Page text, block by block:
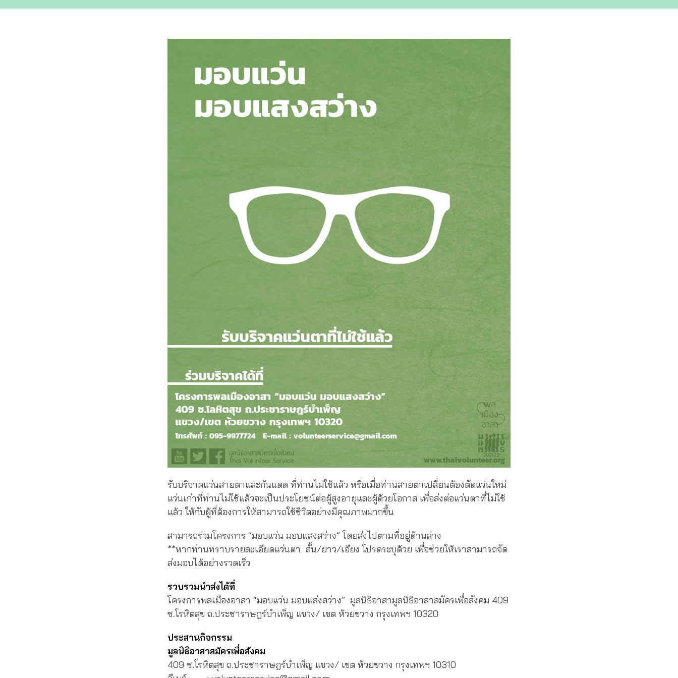
รับบริจาคแว่นสายตาและกันแดด ที่ท่านไม่ใช้แล้ว หรือเมื่อท่านสายตาเปลี่ยนต้องตัดแว่นใหม่
แว่นเก่าที่ท่านไม่ใช้แล้วจะเป็นประโยชน์ต่อผู้สูงอายุและผู้ด้วยโอกาส เพื่อส่งต่อแว่นตาที่ไม่ใช้
แล้ว ให้กับผู้ที่ต้องการให้สามารถใช้ชีวิตอย่างมีคุณภาพมากขึ้น
สามารถร่วมโครงการ “มอบแว่น มอบแสงสว่าง” โดยส่งไปตามที่อยู่ด้านล่าง
**หากท่านทราบรายละเอียดแว่นตา สั้น/ยาว/เอียง โปรดระบุด้วย เพื่อช่วยให้เราสามารถจัด
ส่งมอบได้อย่างรวดเร็ว
รวบรวมนำส่งได้ที่
โครงการพลเมืองอาสา “มอบแว่น มอบแส่งสว่าง” มูลนิธิอาสามูลนิธิอาสาสมัครเพื่อสังคม 409
ซ.โรหิตสุข ถ.ประชาราษฎร์บำเพ็ญ แขวง/ เขต ห้วยขวาง กรุงเทพฯ 10320
ประสานกิจกรรม
มูลนิธิอาสาสมัครเพื่อสังคม
409 ซ.โรหิตสุข ถ.ประชาราษฎร์บำเพ็ญ แขวง/ เขต ห้วยขวาง กรุงเทพฯ 10310